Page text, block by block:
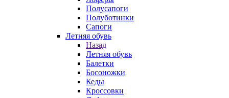
Полусапоги
Полуботинки
Сапоги
Летняя обувь
Назад
Летняя обувь
Балетки
Босоножки
Кеды
Кроссовки